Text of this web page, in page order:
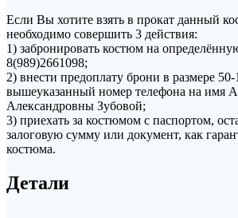
Если Вы хотите взять в прокат данный
необходимо совершить 3 действия:
1) забронировать костюм на
8(989)2661098;
2) внести предоплату брони в размере 50-
вышеуказанный номер телефона на имя
Александровны Зубовой;
3) приехать за костюмом с паспортом,
залоговую сумму или документ, как
костюма.
Детали